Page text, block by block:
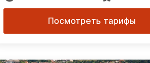
Посмотреть тарифы